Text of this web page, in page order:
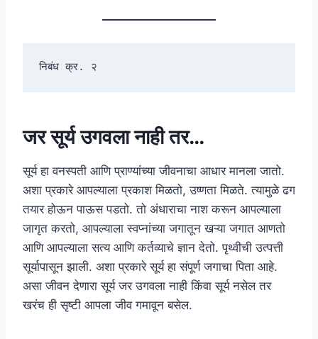
निबंध क्र. २
जर सूर्य उगवला नाही तर…
सूर्य हा वनस्पती आणि प्राण्यांच्या जीवनाचा आधार मानला जातो.
अशा प्रकारे आपल्याला प्रकाश मिळतो, उष्णता मिळते. त्यामुळे ढग
तयार होऊन पाऊस पडतो. तो अंधाराचा नाश करून आपल्याला
जागृत करतो, आपल्याला स्वप्नांच्या जगातून खऱ्या जगात आणतो
आणि आपल्याला सत्य आणि कर्तव्याचे ज्ञान देतो. पृथ्वीची उत्पत्ती
सूर्यापासून झाली. अशा प्रकारे सूर्य हा संपूर्ण जगाचा पिता आहे.
असा जीवन देणारा सूर्य जर उगवला नाही किंवा सूर्य नसेल तर
खरंच ही सृष्टी आपला जीव गमावून बसेल.